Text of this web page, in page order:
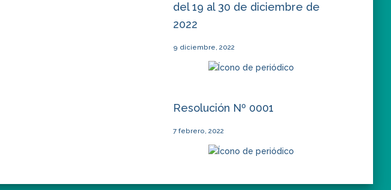
del 19 al 30 de diciembre de
2022
9 diciembre, 2022
Resolución Nº 0001
7 febrero, 2022